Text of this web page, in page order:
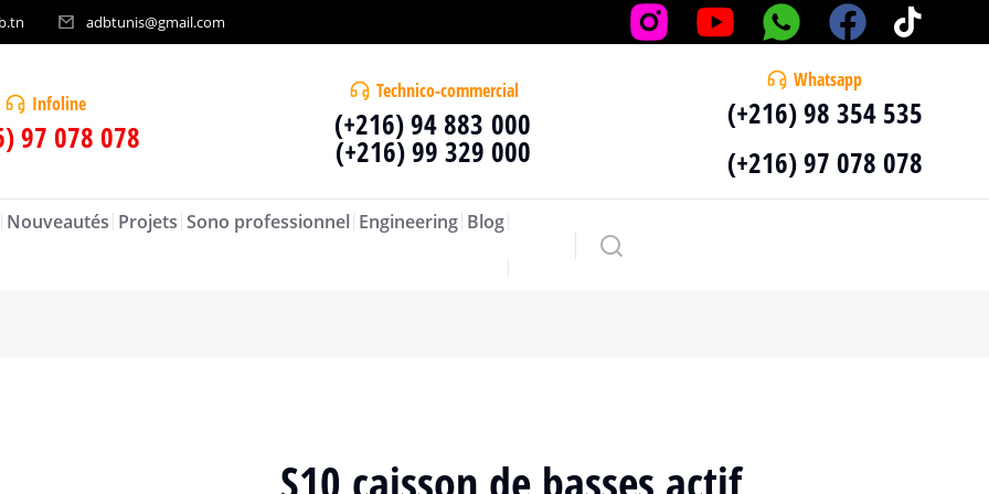
adbtunis@gmail.com
Infoline
97 078 078
Technico-commercial
(+216) 94 883 000
(+216) 99 329 000
Whatsapp
(+216) 98 354 535
(+216) 97 078 078
Nouveautés Projets Sono professionnel Engineering Blog